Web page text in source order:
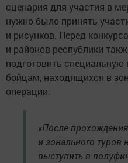
сценария для участия в
нужно было принять
и рисунков. Перед
и районов республики
подготовить специальную
бойцам, находящихся в
операции.
«После
и зонального туров
выступить в